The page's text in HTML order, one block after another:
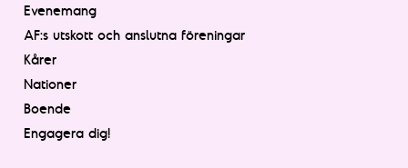
Evenemang
AF:s utskott och anslutna föreningar
Kårer
Nationer
Boende
Engagera dig!